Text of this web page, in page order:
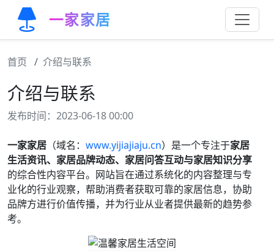
一家家居
首页 介绍与联系
介绍与联系
发布时间：2023-06-18 00:00
一家家居 （域名： www.yijiajiaju.cn）是一个专注于家居
生活资讯、家居品牌动态、家居问答互动与家居知识分享
的综合性内容平台。网站旨在通过系统化的内容整理与专
业化的行业观察，帮助消费者获取可靠的家居信息，协助
品牌方进行价值传播，并为行业从业者提供最新的趋势参
考。